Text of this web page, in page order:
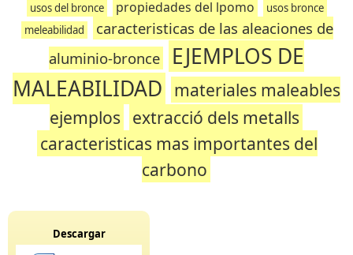
usos del bronce propiedades del lpomo
usos bronce
meleabilidad
caracteristicas de las aleaciones de
aluminio-bronce
EJEMPLOS DE
MALEABILIDAD materiales maleables
ejemplos extracció dels metalls
caracteristicas mas importantes del
carbono
Descargar